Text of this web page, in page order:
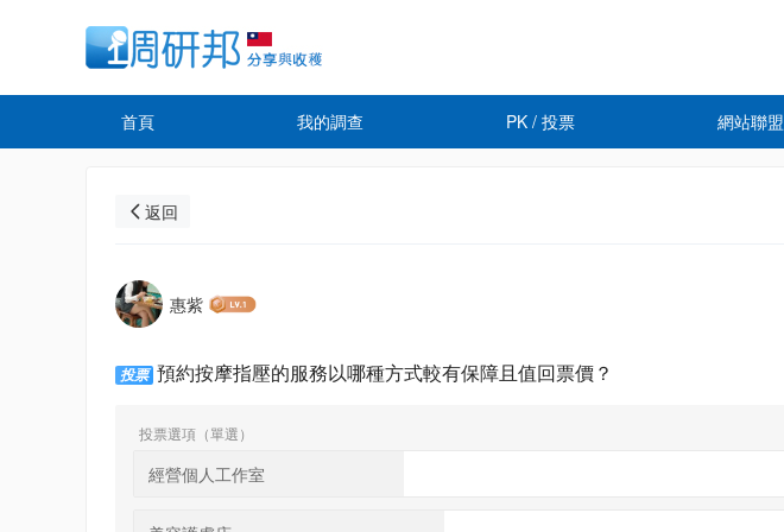
首頁 我的調查 PK / 投票 網站聯盟
返回
惠紫
投票 預約按摩指壓的服務以哪種方式較有保障且值回票價？
投票選項（單選）
經營個人工作室